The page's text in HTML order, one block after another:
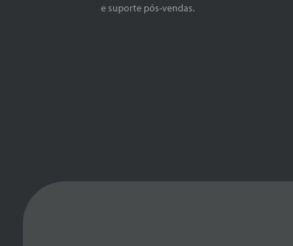
e suporte pós-vendas.